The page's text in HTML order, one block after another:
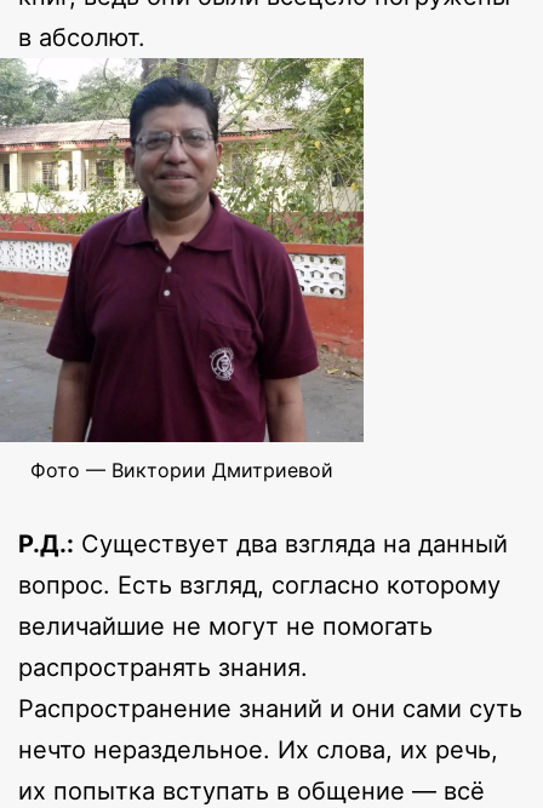
в абсолют.
Фото — Виктории Дмитриевой
Р.Д.: Существует два взгляда на данный
вопрос. Есть взгляд, согласно которому
величайшие не могут не помогать
распространять знания.
Распространение знаний и они сами суть
нечто нераздельное. Их слова, их речь,
их попытка вступать в общение — всё